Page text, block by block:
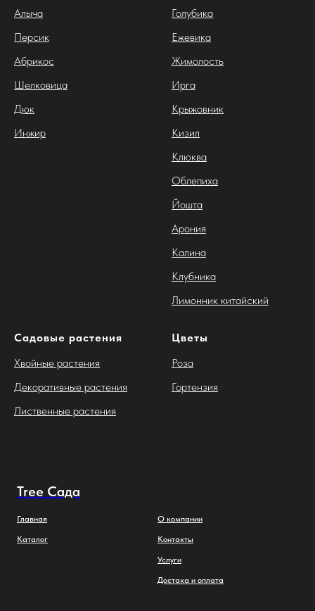
Алыча
Персик
Абрикос
Шелковица
Дюк
Инжир
Голубика
Ежевика
Жимолость
Ирга
Крыжовник
Кизил
Клюква
Облепиха
Йошта
Арония
Калина
Клубника
Лимонник китайский
Садовые растения
Хвойные растения
Декоративные растения
Лиственные растения
Цветы
Роза
Гортензия
Tree Сада
Главная
Каталог
О компании
Контакты
Услуги
Достака и оплата